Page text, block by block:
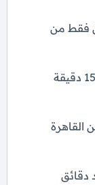
فقط من
مطار القاهرة الدولي تفصله مسافة 15 دقيقة
القاهرة
دقائق